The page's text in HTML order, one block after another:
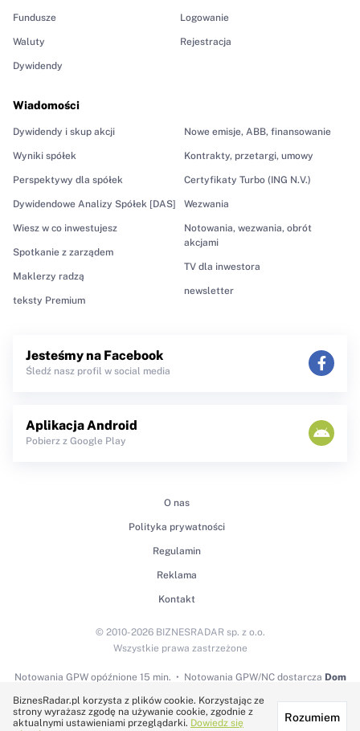
Fundusze
Waluty
Dywidendy
Wiadomości
Dywidendy i skup akcji
Wyniki spółek
Perspektywy dla spółek
Dywidendowe Analizy Spółek [DAS]
Wiesz w co inwestujesz
Spotkanie z zarządem
Maklerzy radzą
teksty Premium
Nowe emisje, ABB, finansowanie
Kontrakty, przetargi, umowy
Certyfikaty Turbo (ING N.V.)
Wezwania
Notowania, wezwania, obrót
akcjami
TV dla inwestora
newsletter
Logowanie
Rejestracja
Jesteśmy na Facebook
Śledź nasz profil w social media
Aplikacja Android
Pobierz z Google Play
O nas
Polityka prywatności
Regulamin
Reklama
Kontakt
Notowania GPWopóźnione 15 min. Notowania GPW/NC dostarcza Dom
© 2010-2026 BIZNESRADAR sp. z o.o.
Wszystkie prawa zastrzeżone
Technologię dostarcza:
BiznesRadar.pl korzysta z plików cookie. Korzystając ze
strony wyrażasz zgodę na używanie cookie, zgodnie z
aktualnymi ustawieniami przeglądarki. Dowiedz się
Rozumiem